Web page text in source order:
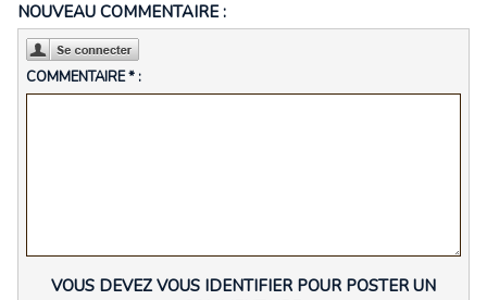
NOUVEAU COMMENTAIRE :
COMMENTAIRE * :
VOUS DEVEZ VOUS IDENTIFIER POUR POSTER UN